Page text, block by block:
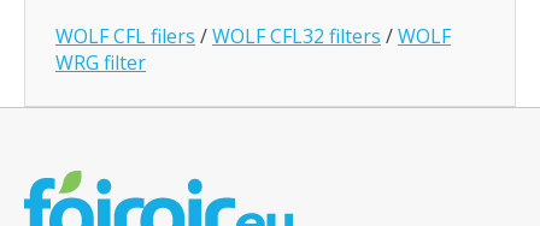
WOLF CFL filers /WOLF CFL32 filters /WOLF
WRG filter